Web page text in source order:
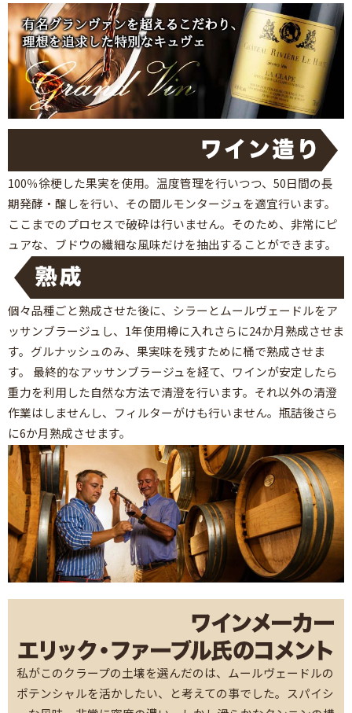
100％徐梗した果実を使用。温度管理を行いつつ、50日間の長
期発酵・醸しを行い、その間ルモンタージュを適宜行います。
ここまでのプロセスで破砕は行いません。そのため、非常にピ
ュアな、ブドウの繊細な風味だけを抽出することができます。
個々品種ごと熟成させた後に、シラーとムールヴェードルをア
ッサンブラージュし、1年使用樽に入れさらに24か月熟成させま
す。グルナッシュのみ、果実味を残すために桶で熟成させま
す。 最終的なアッサンブラージュを経て、ワインが安定したら
重力を利用した自然な方法で清澄を行います。それ以外の清澄
作業はしませんし、フィルターがけも行いません。瓶詰後さら
に6か月熟成させます。
私がこのクラープの土壌を選んだのは、ムールヴェードルの
ポテンシャルを活かしたい、と考えての事でした。スパイシ